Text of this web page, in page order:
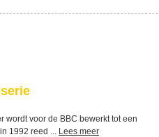
wordt voor de BBC bewerkt tot een
1992 reed ... Lees meer